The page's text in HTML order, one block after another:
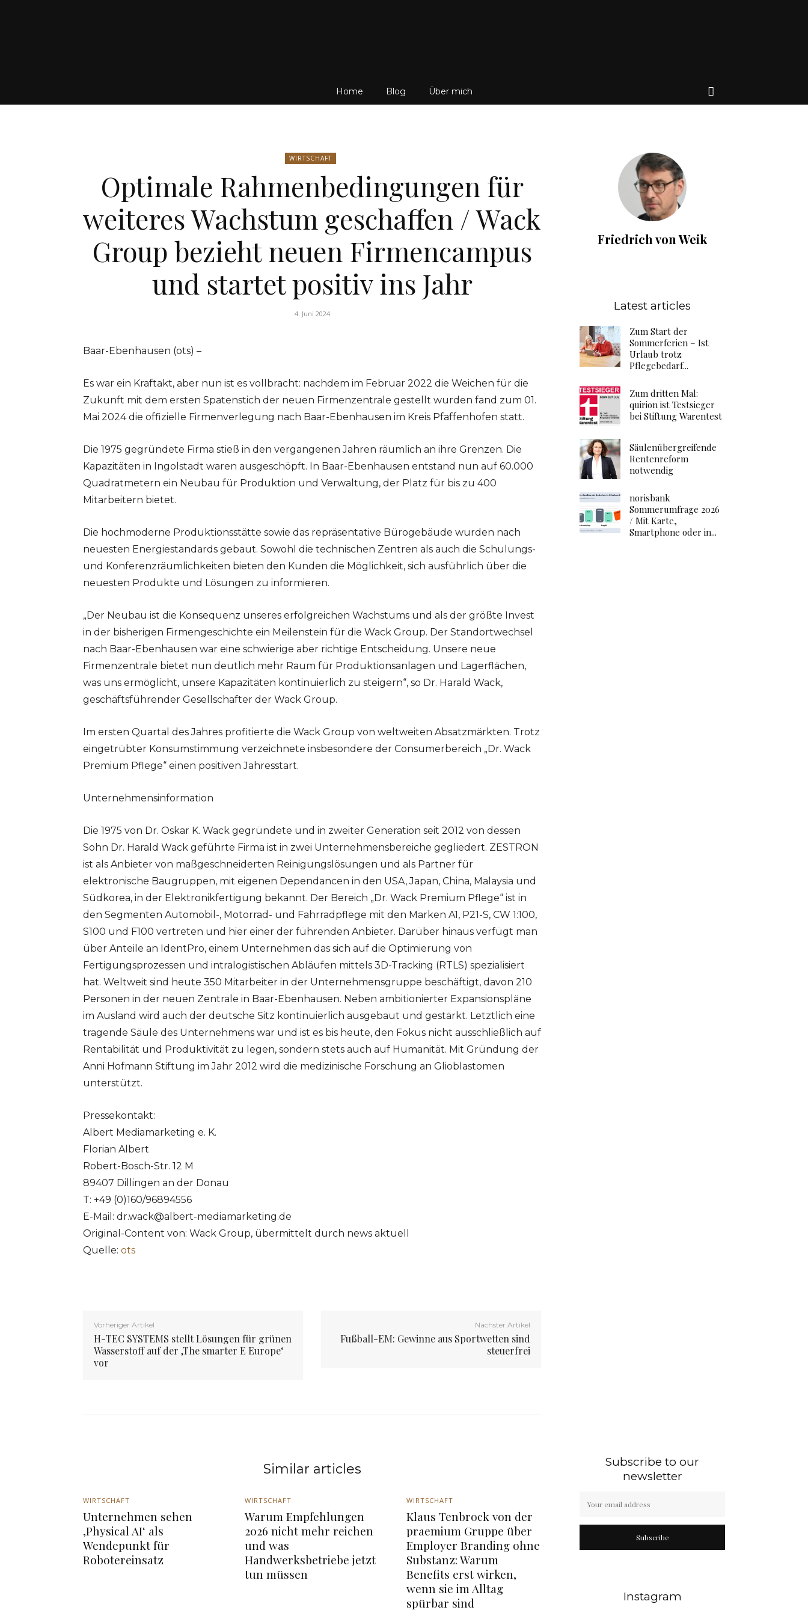
Home Blog Über mich
WIRTSCHAFT
Optimale Rahmenbedingungen für
weiteres Wachstum geschaffen / Wack
Group bezieht neuen Firmencampus
und startet positiv ins Jahr
4. Juni 2024
Baar-Ebenhausen (ots) –
Es war ein Kraftakt, aber nun ist es vollbracht: nachdem im Februar 2022 die Weichen für die
Zukunft mit dem ersten Spatenstich der neuen Firmenzentrale gestellt wurden fand zum 01.
Mai 2024 die offizielle Firmenverlegung nach Baar-Ebenhausen im Kreis Pfaffenhofen statt.
Die 1975 gegründete Firma stieß in den vergangenen Jahren räumlich an ihre Grenzen. Die
Kapazitäten in Ingolstadt waren ausgeschöpft. In Baar-Ebenhausen entstand nun auf 60.000
Quadratmetern ein Neubau für Produktion und Verwaltung, der Platz für bis zu 400
Mitarbeitern bietet.
Die hochmoderne Produktionsstätte sowie das repräsentative Bürogebäude wurden nach
neuesten Energiestandards gebaut. Sowohl die technischen Zentren als auch die Schulungs-
und Konferenzräumlichkeiten bieten den Kunden die Möglichkeit, sich ausführlich über die
neuesten Produkte und Lösungen zu informieren.
„Der Neubau ist die Konsequenz unseres erfolgreichen Wachstums und als der größte Invest
in der bisherigen Firmengeschichte ein Meilenstein für die Wack Group. Der Standortwechsel
nach Baar-Ebenhausen war eine schwierige aber richtige Entscheidung. Unsere neue
Firmenzentrale bietet nun deutlich mehr Raum für Produktionsanlagen und Lagerflächen,
was uns ermöglicht, unsere Kapazitäten kontinuierlich zu steigern“, so Dr. Harald Wack,
geschäftsführender Gesellschafter der Wack Group.
Im ersten Quartal des Jahres profitierte die Wack Group von weltweiten Absatzmärkten. Trotz
eingetrübter Konsumstimmung verzeichnete insbesondere der Consumerbereich „Dr. Wack
Premium Pflege“ einen positiven Jahresstart.
Unternehmensinformation
Die 1975 von Dr. Oskar K. Wack gegründete und in zweiter Generation seit 2012 von dessen
Sohn Dr. Harald Wack geführte Firma ist in zwei Unternehmensbereiche gegliedert. ZESTRON
ist als Anbieter von maßgeschneiderten Reinigungslösungen und als Partner für
elektronische Baugruppen, mit eigenen Dependancen in den USA, Japan, China, Malaysia und
Südkorea, in der Elektronikfertigung bekannt. Der Bereich „Dr. Wack Premium Pflege“ ist in
den Segmenten Automobil-, Motorrad- und Fahrradpflege mit den Marken A1, P21-S, CW 1:100,
S100 und F100 vertreten und hier einer der führenden Anbieter. Darüber hinaus verfügt man
über Anteile an IdentPro, einem Unternehmen das sich auf die Optimierung von
Fertigungsprozessen und intralogistischen Abläufen mittels 3D-Tracking (RTLS) spezialisiert
hat. Weltweit sind heute 350 Mitarbeiter in der Unternehmensgruppe beschäftigt, davon 210
Personen in der neuen Zentrale in Baar-Ebenhausen. Neben ambitionierter Expansionspläne
im Ausland wird auch der deutsche Sitz kontinuierlich ausgebaut und gestärkt. Letztlich eine
tragende Säule des Unternehmens war und ist es bis heute, den Fokus nicht ausschließlich auf
Rentabilität und Produktivität zu legen, sondern stets auch auf Humanität. Mit Gründung der
Anni Hofmann Stiftung im Jahr 2012 wird die medizinische Forschung an Glioblastomen
unterstützt.
Pressekontakt:
Albert Mediamarketing e. K.
Florian Albert
Robert-Bosch-Str. 12 M
89407 Dillingen an der Donau
T: +49 (0)160/96894556
E-Mail: dr.wack@albert-mediamarketing.de
Original-Content von: Wack Group, übermittelt durch news aktuell
Quelle: ots
Vorheriger Artikel
H-TEC SYSTEMS stellt Lösungen für grünen
Wasserstoff auf der ‚The smarter E Europe‘
vor
Nächster Artikel
Fußball-EM: Gewinne aus Sportwetten sind
steuerfrei
Friedrich von Weik
Latest articles
Zum Start der
Sommerferien – Ist
Urlaub trotz
Pflegebedarf...
Zum dritten Mal:
quirion ist Testsieger
bei Stiftung Warentest
Säulenübergreifende
Rentenreform
notwendig
norisbank
Sommerumfrage 2026
/ Mit Karte,
Smartphone oder in...
Similar articles
WIRTSCHAFT
Unternehmen sehen
‚Physical AI‘ als
Wendepunkt für
Robotereinsatz
WIRTSCHAFT
Warum Empfehlungen
2026 nicht mehr reichen
und was
Handwerksbetriebe jetzt
tun müssen
WIRTSCHAFT
Klaus Tenbrock von der
praemium Gruppe über
Employer Branding ohne
Substanz: Warum
Benefits erst wirken,
wenn sie im Alltag
spürbar sind
Subscribe to our
newsletter
Subscribe
Instagram